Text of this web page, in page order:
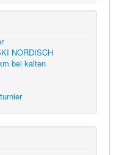
NORDISCH
bei kalten